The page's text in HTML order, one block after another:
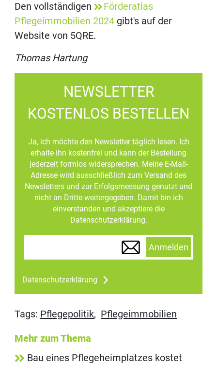
Den vollständigen
Förderatlas
Pflegeimmobilien 2024 gibt's auf der
Website von 5QRE.
Thomas Hartung
NEWSLETTER
KOSTENLOS BESTELLEN
Ja, ich möchte den Newsletter täglich lesen. Ich
erhalte ihn kostenfrei und kann der Bestellung
jederzeit formlos widersprechen. Meine E-Mail-
Adresse wird ausschließlich zum Versand des
Newsletters und zur Erfolgsmessung genutzt und
nicht an Dritte weitergegeben. Damit bin ich
einverstanden und akzeptiere die
Datenschutzerklärung.
Anmelden
Datenschutzerklärung
Tags: Pflegepolitik, Pflegeimmobilien
Mehr zum Thema
Bau eines Pflegeheimplatzes kostet